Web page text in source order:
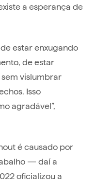
a esperança de
estar enxugando
de estar
vislumbrar
Isso
agradável”,
é causado por
— daí a
oficializou a